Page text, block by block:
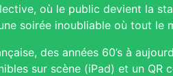
où le public devient la
soirée inoubliable où tout
des années 60’s à
sur scène (iPad) et un QR